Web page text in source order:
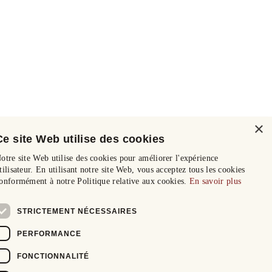
×
site Web utilise des cookies
site Web utilise des cookies pour améliorer l'expérience
En utilisant notre site Web, vous acceptez tous les cookies
à notre Politique relative aux cookies. En savoir plus
STRICTEMENT NÉCESSAIRES
PERFORMANCE
FONCTIONNALITÉ